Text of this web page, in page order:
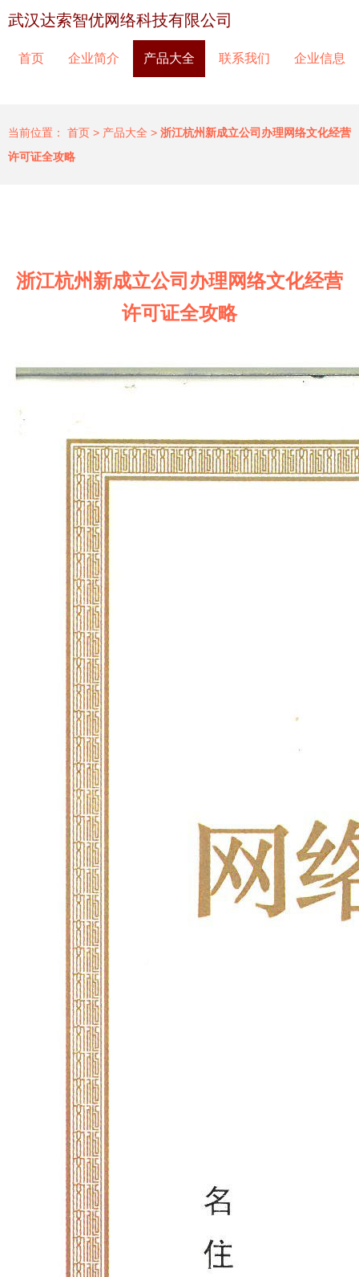
武汉达索智优网络科技有限公司
首页 企业简介 产品大全 联系我们 企业信息
当前位置： 首页 > 产品大全 > 浙江杭州新成立公司办理网络文化经营
许可证全攻略
浙江杭州新成立公司办理网络文化经营
许可证全攻略